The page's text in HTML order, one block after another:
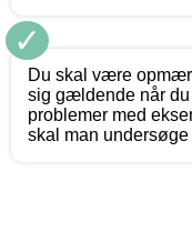
✓
Du skal være
sig gældende når
problemer med
skal man